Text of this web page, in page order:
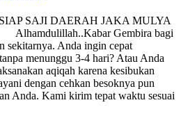
SAJI DAERAH JAKA MULYA
Gembira bagi
sekitarnya. Anda ingin cepat
menunggu 3-4 hari? Atau Anda
aqiqah karena kesibukan
dengan cehkan besoknya pun
Anda. Kami kirim tepat waktu sesuai